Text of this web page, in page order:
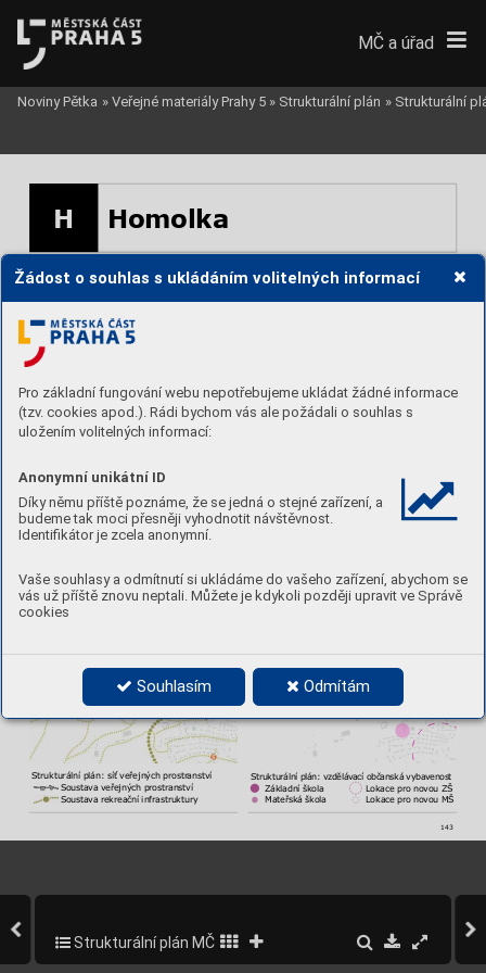
Žádost o souhlas s ukládáním volitelných informací
Pro základní fungování webu nepotřebujeme ukládat žádné informace
(tzv. cookies apod.). Rádi bychom vás ale požádali o souhlas s
uložením volitelných informací:
Anonymní unikátní ID
Díky němu příště poznáme, že se jedná o stejné zařízení, a
budeme tak moci přesněji vyhodnotit návštěvnost.
Identifikátor je zcela anonymní.
Vaše souhlasy a odmítnutí si ukládáme do vašeho zařízení, abychom se
vás už příště znovu neptali. Můžete je kdykoli později upravit ve Správě
cookies
Souhlasím Odmítám
143
Homolka
H
Strukturální plán: síť veřejných prostranství
          Soustav
a veřejných prostranství
          Soustav
a rekreační infrastruktury
Strukturální plán: charakter využití
          Městská struktura
          Areály
Strukturální plán: zeleň a rekreace
          Převážně rekreační char
akter
          Otevřená krajina
Strukturální plán: vzdělávací občanská vybavenost
     Základní škola
Lokace pro novou ZŠ
     Mateřská škola
Lokace pro novou MŠ
MČ a úřad
Noviny Pětka » Veřejné materiály Prahy 5 » Strukturální plán » Strukturální
Strukturální plán MČ Praha 5